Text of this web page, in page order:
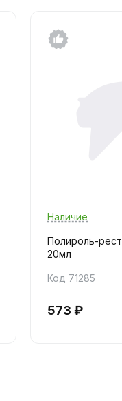
Наличие
Полироль-
20мл
Код 71285
573 ₽